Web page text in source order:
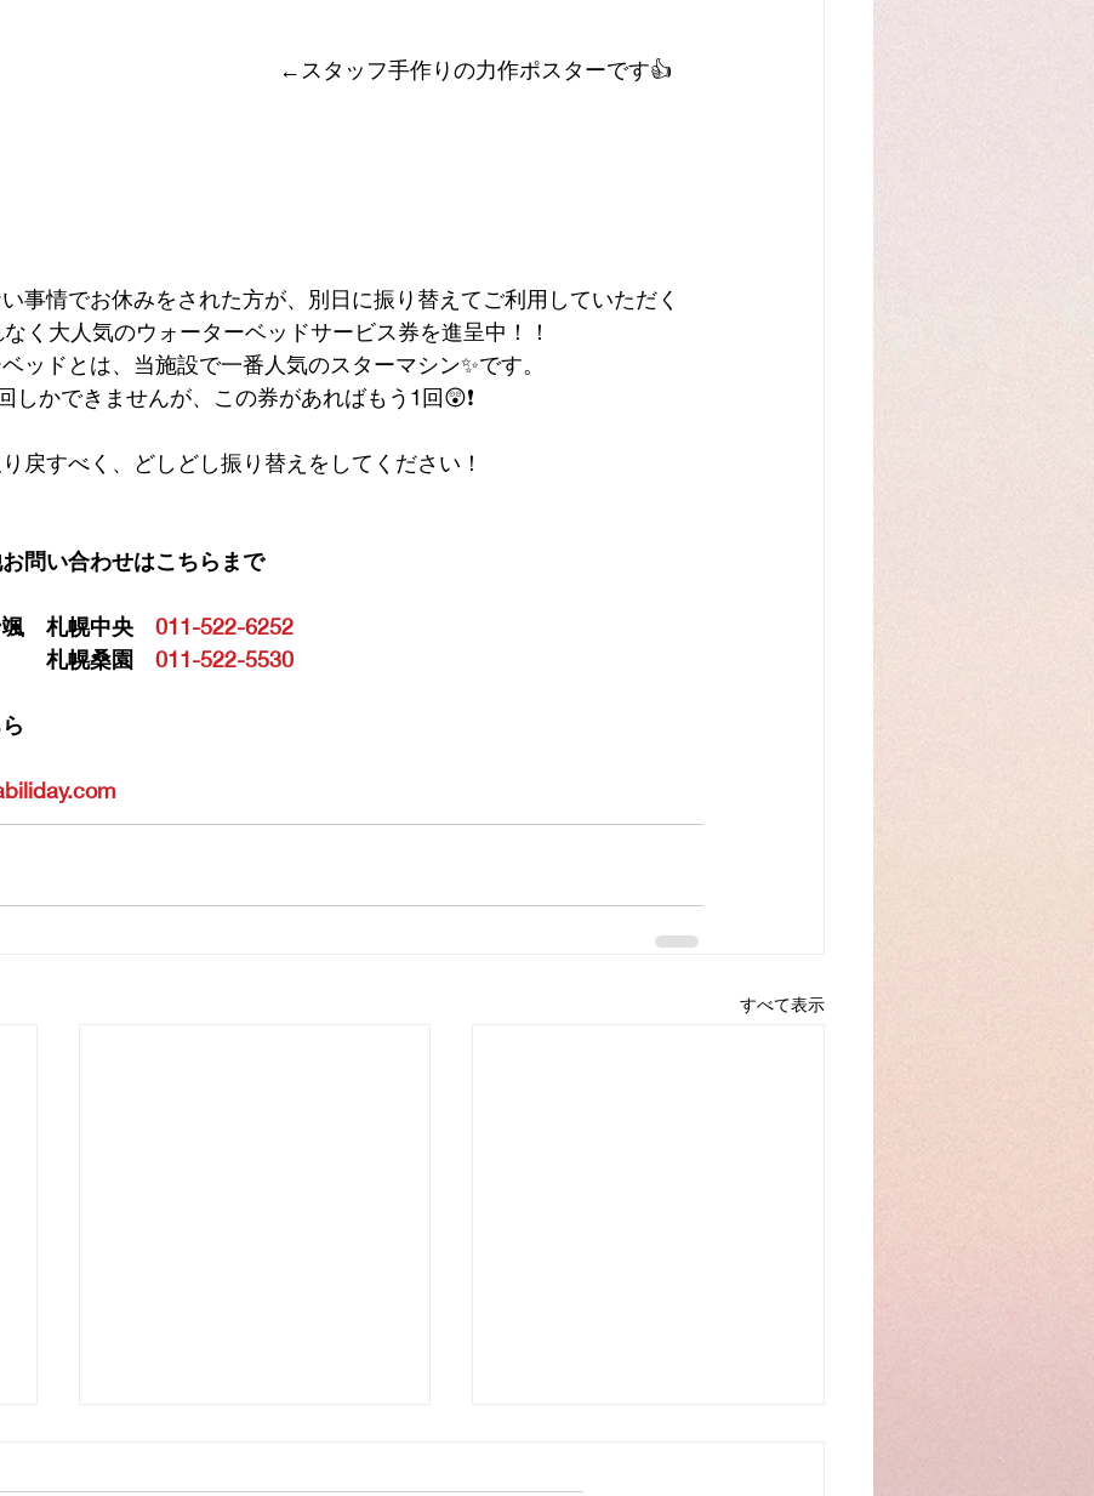
←スタッフ手作りの力作ポスターです👍
事情でお休みをされた方が、別日に振り替えてご利用していただく
く大人気のウォーターベッドサービス券を進呈中！！
ッドとは、当施設で一番人気のスターマシン✨です。
しかできませんが、この券があればもう1回😲❗
戻すべく、どしどし振り替えをしてください！
問い合わせはこちらまで
颯　札幌中央 011-522-6252
園 011-522-5530
すべて表示